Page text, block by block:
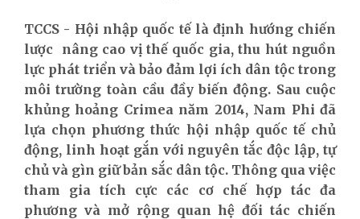
TCCS - Hội nhập quốc tế là định hướng chiến
lược nâng cao vị thế quốc gia, thu hút nguồn
lực phát triển và bảo đảm lợi ích dân tộc trong
môi trường toàn cầu đầy biến động. Sau cuộc
khủng hoảng Crimea năm 2014, Nam Phi đã
lựa chọn phương thức hội nhập quốc tế chủ
động, linh hoạt gắn với nguyên tắc độc lập, tự
chủ và gìn giữ bản sắc dân tộc. Thông qua việc
tham gia tích cực các cơ chế hợp tác đa
phương và mở rộng quan hệ đối tác chiến